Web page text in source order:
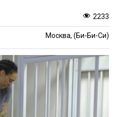
2233
Москва, (Би-Би-Си)